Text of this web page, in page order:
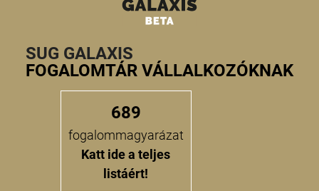
SUG GALAXIS
FOGALOMTÁR VÁLLALKOZÓKNAK
689
fogalommagyarázat
Katt ide a teljes
listáért!